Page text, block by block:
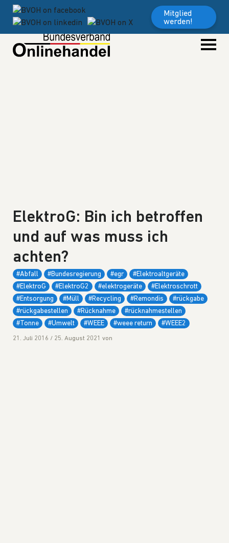
Weiter zum Inhalt
Mitglied
werden!
ElektroG: Bin ich betroffen
und auf was muss ich
achten?
#Abfall #Bundesregierung #egr
#Elektroaltgeräte
#ElektroG
#ElektroG2 #elektrogeräte
#Elektroschrott
#Entsorgung
#Müll #Recycling #Remondis
#rückgabe
#rückgabestellen
#Rücknahme
#rücknahmestellen
#Tonne
#Umwelt #WEEE #weee return #WEEE2
21. Juli 2016 / 25. August 2021 von